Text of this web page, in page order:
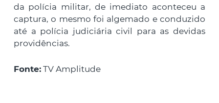
da polícia militar, de imediato aconteceu a
captura, o mesmo foi algemado e conduzido
até a polícia judiciária civil para as devidas
providências.
Fonte: TV Amplitude